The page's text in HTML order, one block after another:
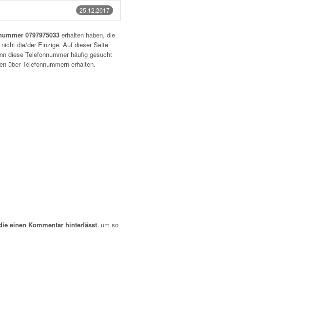
25.12.2017
0797975033 erhalten haben, die
die/der Einzige. Auf dieser Seite
diese Telefonnummer häufig gesucht
über Telefonnummern erhalten.
einen Kommentar hinterlässt, um so